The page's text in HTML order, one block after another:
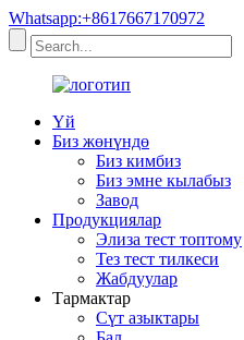
Whatsapp:+8617667170972
Үй
Биз жөнүндө
Биз кимбиз
Биз эмне кылабыз
Завод
Продукциялар
Элиза тест топтому
Тез тест тилкеси
Жабдуулар
Тармактар
Сүт азыктары